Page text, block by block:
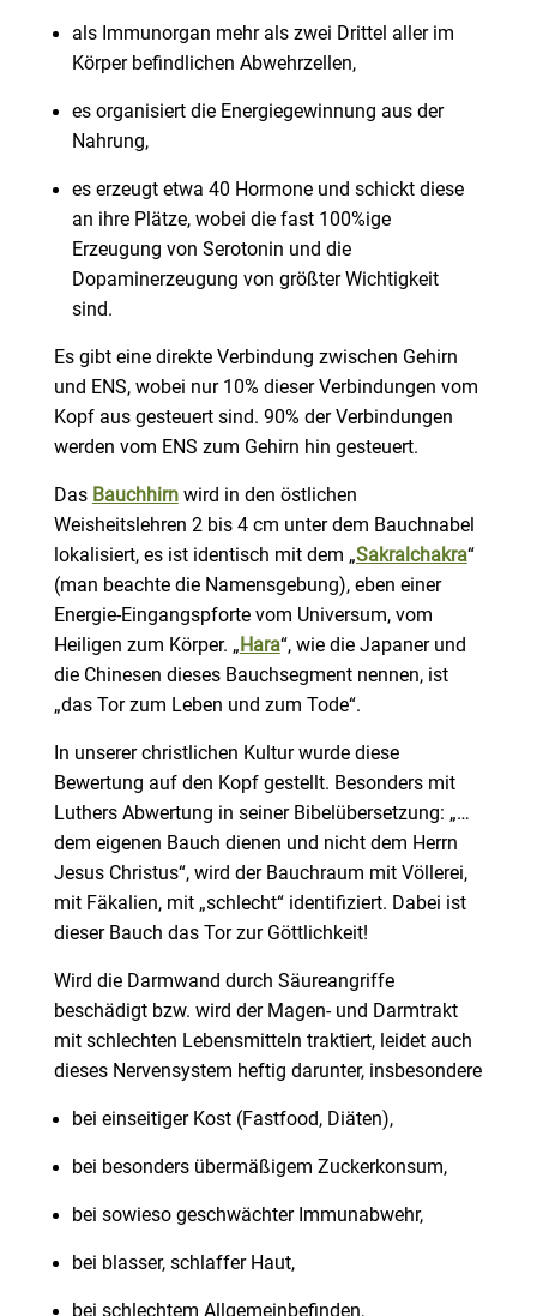
als Immunorgan mehr als zwei Drittel aller im
Körper befindlichen Abwehrzellen,
es organisiert die Energiegewinnung aus der
Nahrung,
es erzeugt etwa 40 Hormone und schickt diese
an ihre Plätze, wobei die fast 100%ige
Erzeugung von Serotonin und die
Dopaminerzeugung von größter Wichtigkeit
sind.
Es gibt eine direkte Verbindung zwischen Gehirn
und ENS, wobei nur 10% dieser Verbindungen vom
Kopf aus gesteuert sind. 90% der Verbindungen
werden vom ENS zum Gehirn hin gesteuert.
Das Bauchhirnwird in den östlichen
Weisheitslehren 2 bis 4 cm unter dem Bauchnabel
lokalisiert, es ist identisch mit dem „Sakralchakra“
(man beachte die Namensgebung), eben einer
Energie-Eingangspforte vom Universum, vom
Heiligen zum Körper. „ Hara“, wie die Japaner und
die Chinesen dieses Bauchsegment nennen, ist
„das Tor zum Leben und zum Tode“.
In unserer christlichen Kultur wurde diese
Bewertung auf den Kopf gestellt. Besonders mit
Luthers Abwertung in seiner Bibelübersetzung: „…
dem eigenen Bauch dienen und nicht dem Herrn
Jesus Christus“, wird der Bauchraum mit Völlerei,
mit Fäkalien, mit „schlecht“ identifiziert. Dabei ist
dieser Bauch das Tor zur Göttlichkeit!
Wird die Darmwand durch Säureangriffe
beschädigt bzw. wird der Magen- und Darmtrakt
mit schlechten Lebensmitteln traktiert, leidet auch
dieses Nervensystem heftig darunter, insbesondere
bei einseitiger Kost (Fastfood, Diäten),
bei besonders übermäßigem Zuckerkonsum,
bei sowieso geschwächter Immunabwehr,
bei blasser, schlaffer Haut,
bei schlechtem Allgemeinbefinden,